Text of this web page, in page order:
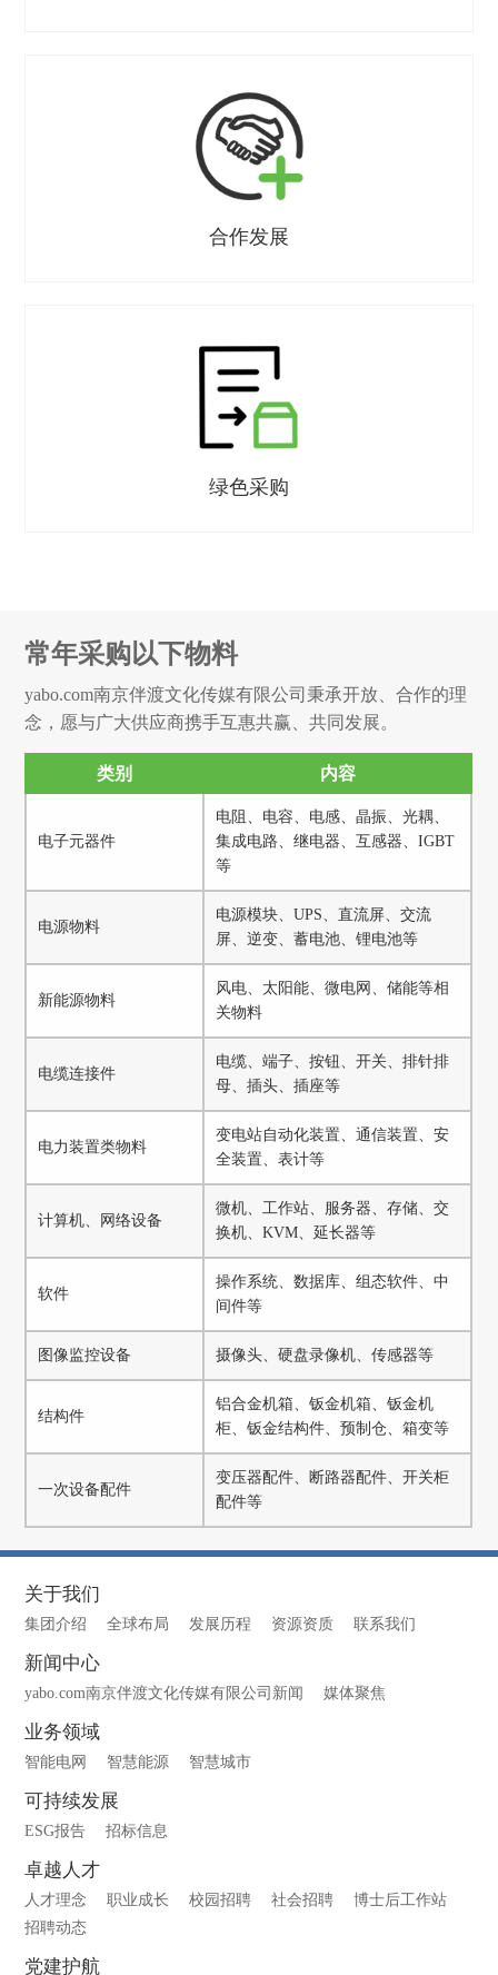
合作发展
绿色采购
常年采购以下物料
yabo.com南京伴渡文化传媒有限公司秉承开放、合作的理
念，愿与广大供应商携手互惠共赢、共同发展。
类别 内容
电子元器件
电阻、电容、电感、晶振、光耦、
集成电路、继电器、互感器、IGBT
等
电源物料
电源模块、UPS、直流屏、交流
屏、逆变、蓄电池、锂电池等
新能源物料
风电、太阳能、微电网、储能等相
关物料
电缆连接件
电缆、端子、按钮、开关、排针排
母、插头、插座等
电力装置类物料
变电站自动化装置、通信装置、安
全装置、表计等
计算机、网络设备
微机、工作站、服务器、存储、交
换机、KVM、延长器等
软件
操作系统、数据库、组态软件、中
间件等
图像监控设备 摄像头、硬盘录像机、传感器等
结构件
铝合金机箱、钣金机箱、钣金机
柜、钣金结构件、预制仓、箱变等
一次设备配件
变压器配件、断路器配件、开关柜
配件等
关于我们
集团介绍 全球布局 发展历程 资源资质 联系我们
新闻中心
yabo.com南京伴渡文化传媒有限公司新闻 媒体聚焦
业务领域
智能电网 智慧能源 智慧城市
可持续发展
ESG报告 招标信息
卓越人才
人才理念 职业成长 校园招聘 社会招聘
博士后工作站
招聘动态
党建护航